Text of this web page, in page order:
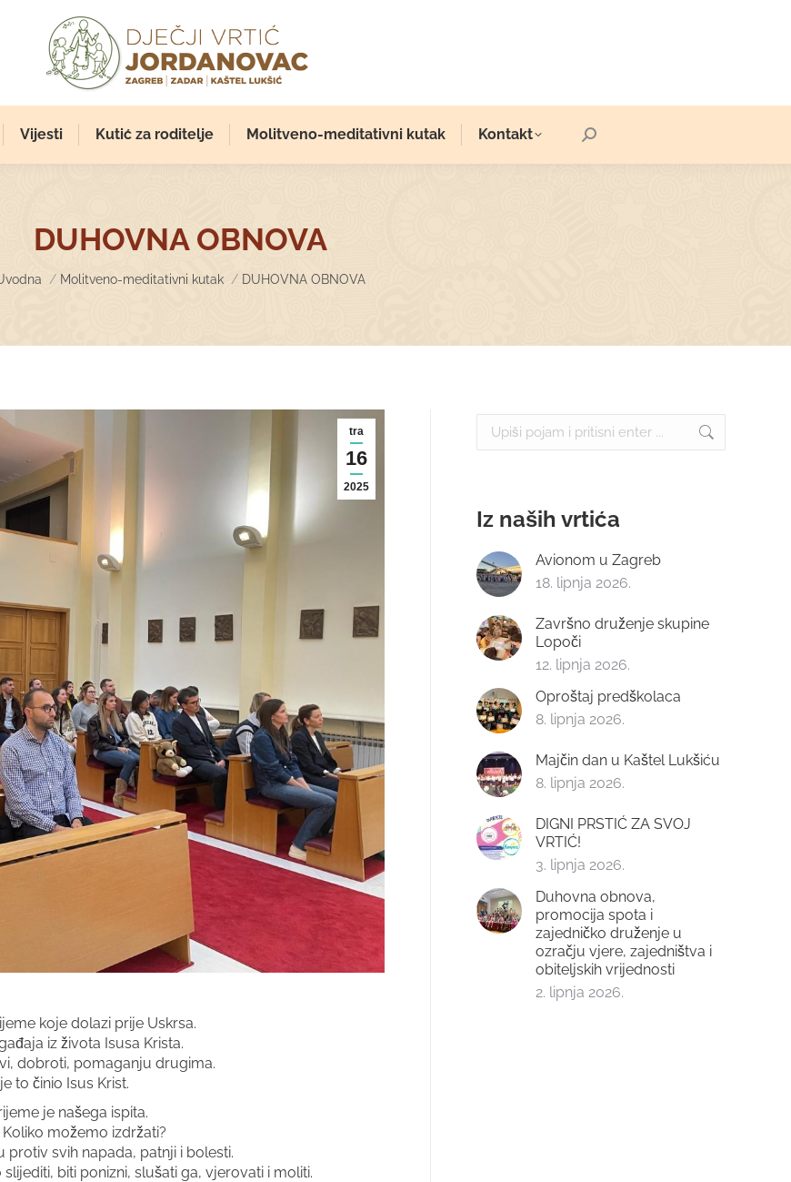
Vijesti Kutić za roditelje Molitveno-meditativni kutak Kontakt Search:
DUHOVNA OBNOVA
You are here:
Molitveno-meditativni kutak DUHOVNA OBNOVA
tra
16
2025
koje dolazi prije Uskrsa.
iz života Isusa Krista.
dobroti, pomaganju drugima.
to činio Isus Krist.
je našega ispita.
možemo izdržati?
svih napada, patnji i bolesti.
biti ponizni, slušati ga, vjerovati i moliti.
Search:
Iz naših vrtića
Avionom u Zagreb
18. lipnja 2026.
Završno druženje skupine
Lopoči
12. lipnja 2026.
Oproštaj predškolaca
8. lipnja 2026.
Majčin dan u Kaštel Lukšiću
8. lipnja 2026.
DIGNI PRSTIĆ ZA SVOJ
VRTIĆ!
3. lipnja 2026.
Duhovna obnova,
promocija spota i
zajedničko druženje u
ozračju vjere, zajedništva i
obiteljskih vrijednosti
2. lipnja 2026.